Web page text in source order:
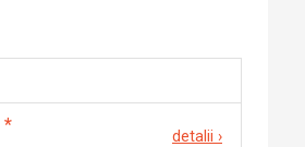
*
detalii ›